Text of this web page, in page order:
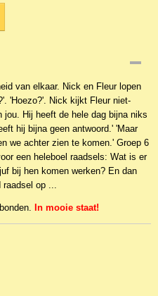
van elkaar. Nick en Fleur lopen
'Hoezo?'. Nick kijkt Fleur niet-
jou. Hij heeft de hele dag bijna niks
hij bijna geen antwoord.' 'Maar
we achter zien te komen.' Groep 6
een heleboel raadsels: Wat is er
bij hen komen werken? En dan
raadsel op ...
In mooie staat!